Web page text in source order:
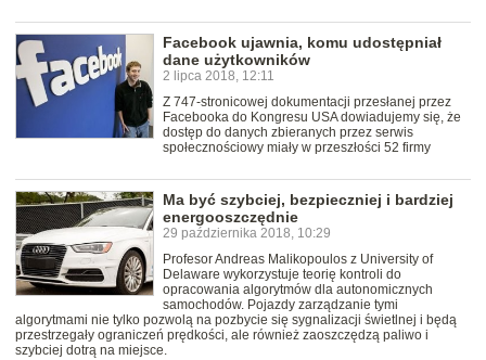
Facebook ujawnia, komu udostępniał
dane użytkowników
2 lipca 2018, 12:11
Z 747-stronicowej dokumentacji przesłanej przez
Facebooka do Kongresu USA dowiadujemy się, że
dostęp do danych zbieranych przez serwis
społecznościowy miały w przeszłości 52 firmy
Ma być szybciej, bezpieczniej i bardziej
energooszczędnie
29 października 2018, 10:29
Profesor Andreas Malikopoulos z University of
Delaware wykorzystuje teorię kontroli do
opracowania algorytmów dla autonomicznych
samochodów. Pojazdy zarządzanie tymi
algorytmami nie tylko pozwolą na pozbycie się sygnalizacji świetlnej i będą
przestrzegały ograniczeń prędkości, ale również zaoszczędzą paliwo i
szybciej dotrą na miejsce.